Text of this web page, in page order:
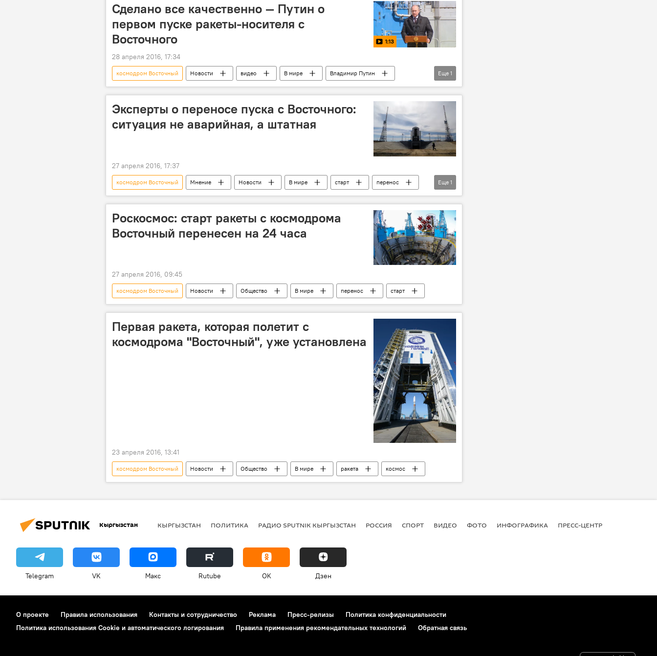
Сделано все качественно — Путин о
первом пуске ракеты-носителя с
Восточного
1:13
28 апреля 2016, 17:34
космодром Восточный Новости видео В мире
Владимир Путин
ракета
Еще 1
Эксперты о переносе пуска с Восточного:
ситуация не аварийная, а штатная
27 апреля 2016, 17:37
космодром Восточный Мнение Новости В мире старт
перенос
эксперты
Еще 1
Роскосмос: старт ракеты с космодрома
Восточный перенесен на 24 часа
27 апреля 2016, 09:45
космодром Восточный Новости Общество В мире перенос старт
Первая ракета, которая полетит с
космодрома "Восточный", уже установлена
23 апреля 2016, 13:41
космодром Восточный Новости Общество В мире ракета космос
Кыргызстан КЫРГЫЗСТАН ПОЛИТИКА РАДИО SPUTNIK КЫРГЫЗСТАН РОССИЯ СПОРТ ВИДЕО ФОТО ИНФОГРАФИКА ПРЕСС-ЦЕНТР
Telegram VK Макс Rutube OK Дзен
О проекте Правила использования Контакты и сотрудничество Реклама Пресс-релизы
Политика конфиденциальности
Политика использования Cookie и автоматического логирования
Правила применения рекомендательных технологий Обратная связь